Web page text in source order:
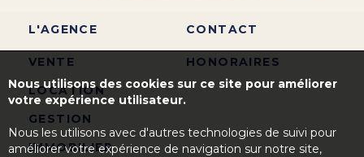
L'AGENCE
VENTE
LOCATION
GESTION
IMMOBILIER
CONTACT
HONORAIRES
Nous utilisons des cookies sur ce site pour améliorer
votre expérience utilisateur.
Nous les utilisons avec d'autres technologies de suivi pour
améliorer votre expérience de navigation sur notre site,